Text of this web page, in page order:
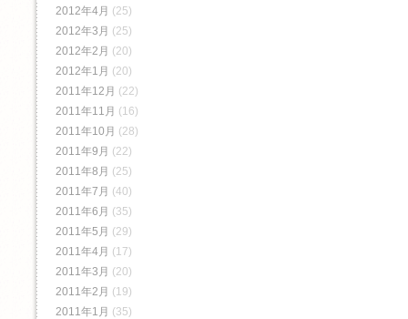
2012年4月 (25)
2012年3月 (25)
2012年2月 (20)
2012年1月 (20)
2011年12月 (22)
2011年11月 (16)
2011年10月 (28)
2011年9月 (22)
2011年8月 (25)
2011年7月 (40)
2011年6月 (35)
2011年5月 (29)
2011年4月 (17)
2011年3月 (20)
2011年2月 (19)
2011年1月 (35)